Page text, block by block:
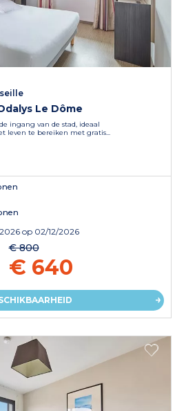
Le Dôme
ingang van de stad, ideaal
leven te bereiken met gratis...
2026 op 02/12/2026
€ 800
€ 640